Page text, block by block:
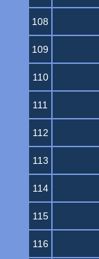
108
109
110
111
112
113
114
115
116